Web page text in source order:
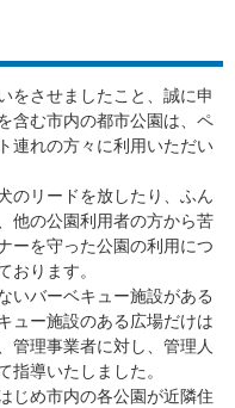
をさせましたこと、誠に申
含む市内の都市公園は、ペ
連れの方々に利用いただい
のリードを放したり、ふん
他の公園利用者の方から苦
ーを守った公園の利用につ
おります。
いバーベキュー施設がある
ュー施設のある広場だけは
管理事業者に対し、管理人
指導いたしました。
じめ市内の各公園が近隣住